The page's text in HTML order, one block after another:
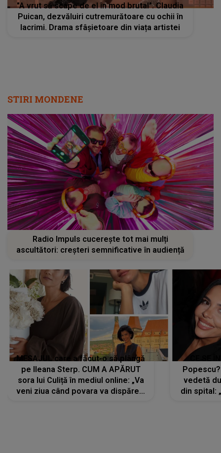
"A vrut să scape de el în mod brutal". Claudia
Puican, dezvăluiri cutremurătoare cu ochii în
lacrimi. Drama sfâșietoare din viața artistei
STIRI MONDENE
Radio Impuls cucerește tot mai mulți
ascultători: creșteri semnificative în audiență
MESAJUL care a făcut-o să plângă
pe Ileana Sterp. CUM A APĂRUT
sora lui Culiță în mediul online: „Va
veni ziua când povara va dispărea,
vedetă
din spital: